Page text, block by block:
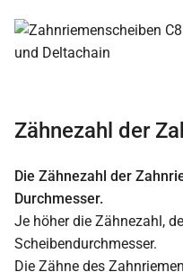
Zähnezahl der
Die Zähnezahl der
Durchmesser.
Je höher die Zähnezahl,
Scheibendurchmesser.
Die Zähne des